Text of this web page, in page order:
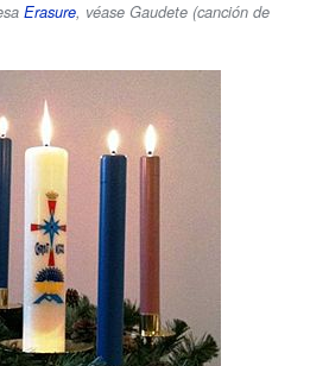
Erasure, véase Gaudete (canción de